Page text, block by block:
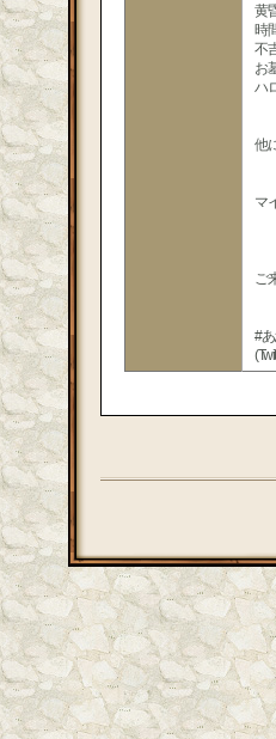
黄
時
不
お
ハ
他
マ
ご
#